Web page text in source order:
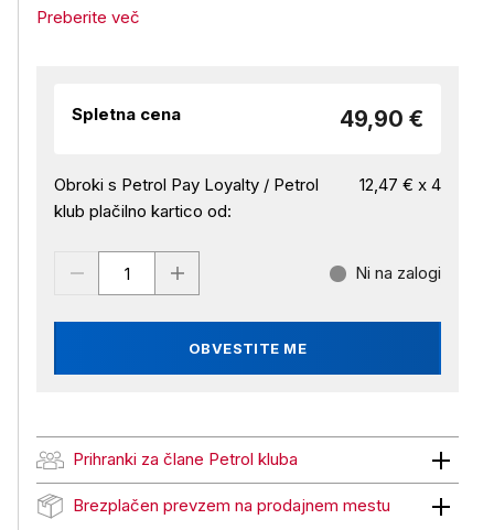
Preberite več
Spletna cena 49,90 €
Obroki s Petrol Pay Loyalty / Petrol
klub plačilno kartico od:
12,47 € x 4
OBVESTITE ME
Ni na zalogi
Prihranki za člane Petrol kluba
Prihranki za člane Petrol kluba
Brezplačen prevzem na prodajnem mestu
Brezplačen prevzem na prodajnem mestu